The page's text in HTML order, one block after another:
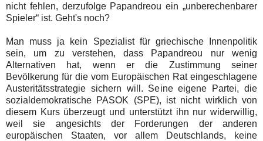
nicht fehlen, derzufolge Papandreou ein „unberechenbarer
Spieler“ ist. Geht's noch?
Man muss ja kein Spezialist für griechische Innenpolitik
sein, um zu verstehen, dass Papandreou nur wenig
Alternativen hat, wenn er die Zustimmung seiner
Bevölkerung für die vom Europäischen Rat eingeschlagene
Austeritätsstrategie sichern will. Seine eigene Partei, die
sozialdemokratische PASOK (SPE), ist nicht wirklich von
diesem Kurs überzeugt und unterstützt ihn nur widerwillig,
weil sie angesichts der Forderungen der anderen
europäischen Staaten, vor allem Deutschlands, keine